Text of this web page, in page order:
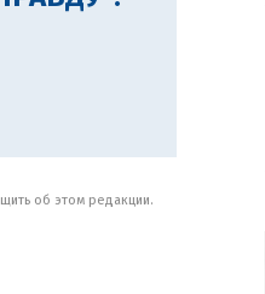
об этом редакции.